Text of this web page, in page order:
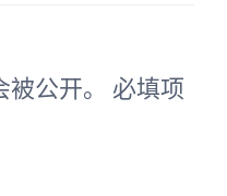
公开。
必填项